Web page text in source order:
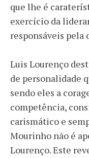
que lhe é
exercício da
responsáveis pela
Luis Lourenço
de personalidade
sendo eles a
competência,
carismático e
Mourinho não é
Lourenço. Este